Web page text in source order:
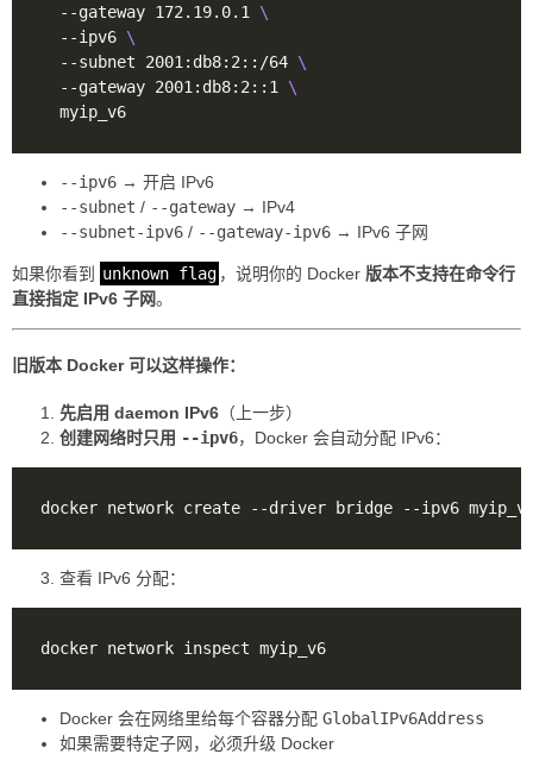
  --gateway 172.19.0.1
  --ipv6
  --subnet 2001:db8:2::/64
  --gateway 2001:db8:2::1
--ipv6 → 开启 IPv6
--subnet / --gateway → IPv4
--subnet-ipv6 / --gateway-ipv6 → IPv6 子网
如果你看到 unknown flag ，说明你的 Docker 版本不支持在命令行
直接指定 IPv6 子网。
旧版本 Docker 可以这样操作：
先启用 daemon IPv6 （上一步）
创建网络时只用 --ipv6，Docker 会自动分配 IPv6：
查看 IPv6 分配：
Docker 会在网络里给每个容器分配 GlobalIPv6Address
如果需要特定子网，必须升级 Docker